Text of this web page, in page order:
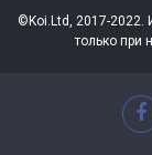
©Koi.Ltd, 2017-2022.
только при